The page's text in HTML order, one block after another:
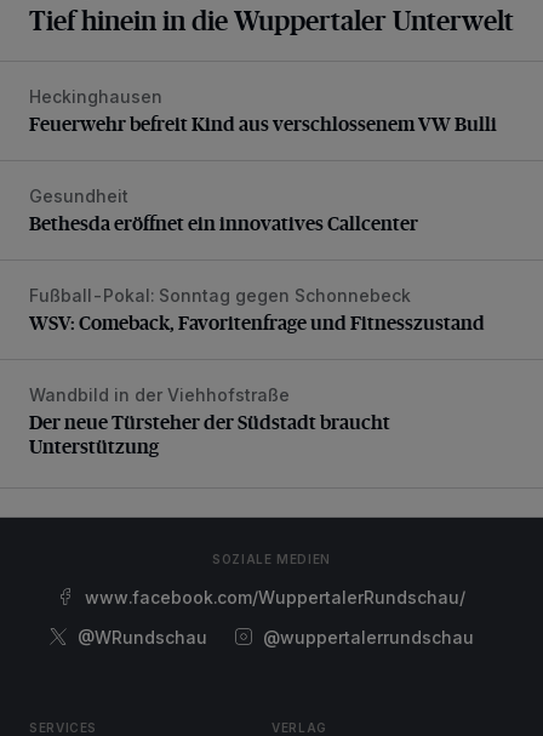
Tief hinein in die Wuppertaler Unterwelt
Feuerwehr befreit Kind aus verschlossenem VW Bulli
Heckinghausen
Feuerwehr befreit Kind aus verschlossenem VW Bulli
Bethesda eröffnet ein innovatives Callcenter
Gesundheit
Bethesda eröffnet ein innovatives Callcenter
WSV: Comeback, Favoritenfrage und Fitnesszustand
Fußball-Pokal: Sonntag gegen Schonnebeck
WSV: Comeback, Favoritenfrage und Fitnesszustand
Der neue Türsteher der Südstadt braucht Unterstützung
Wandbild in der Viehhofstraße
Der neue Türsteher der Südstadt braucht
Unterstützung
SOZIALE MEDIEN
www.facebook.com/WuppertalerRundschau/
@WRundschau
@wuppertalerrundschau
SERVICES VERLAG